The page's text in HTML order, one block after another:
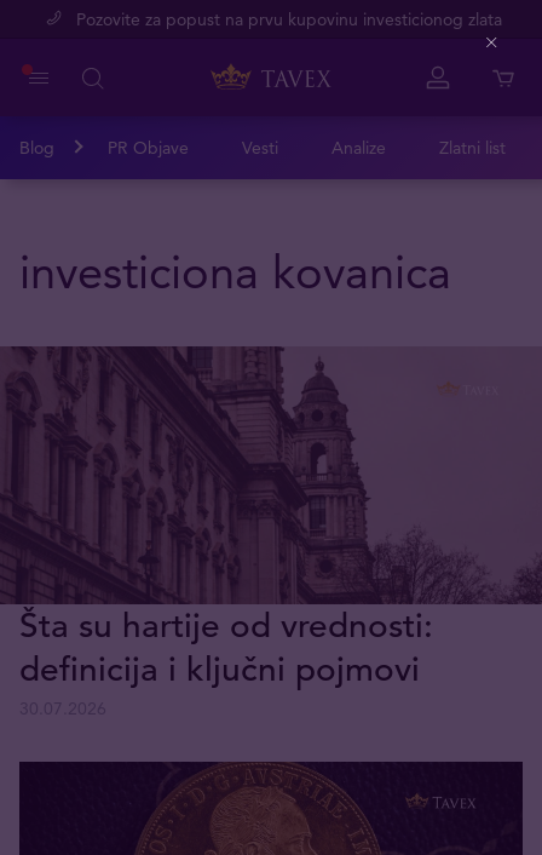
Pozovite za popust na prvu kupovinu investicionog zlata
Blog PR Objave Vesti Analize Zlatni list
investiciona kovanica
Šta su hartije od vrednosti:
definicija i ključni pojmovi
Close